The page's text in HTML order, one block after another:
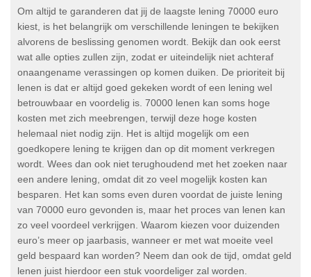
Om altijd te garanderen dat jij de laagste lening 70000 euro
kiest, is het belangrijk om verschillende leningen te bekijken
alvorens de beslissing genomen wordt. Bekijk dan ook eerst
wat alle opties zullen zijn, zodat er uiteindelijk niet achteraf
onaangename verassingen op komen duiken. De prioriteit bij
lenen is dat er altijd goed gekeken wordt of een lening wel
betrouwbaar en voordelig is. 70000 lenen kan soms hoge
kosten met zich meebrengen, terwijl deze hoge kosten
helemaal niet nodig zijn. Het is altijd mogelijk om een
goedkopere lening te krijgen dan op dit moment verkregen
wordt. Wees dan ook niet terughoudend met het zoeken naar
een andere lening, omdat dit zo veel mogelijk kosten kan
besparen. Het kan soms even duren voordat de juiste lening
van 70000 euro gevonden is, maar het proces van lenen kan
zo veel voordeel verkrijgen. Waarom kiezen voor duizenden
euro’s meer op jaarbasis, wanneer er met wat moeite veel
geld bespaard kan worden? Neem dan ook de tijd, omdat geld
lenen juist hierdoor een stuk voordeliger zal worden.